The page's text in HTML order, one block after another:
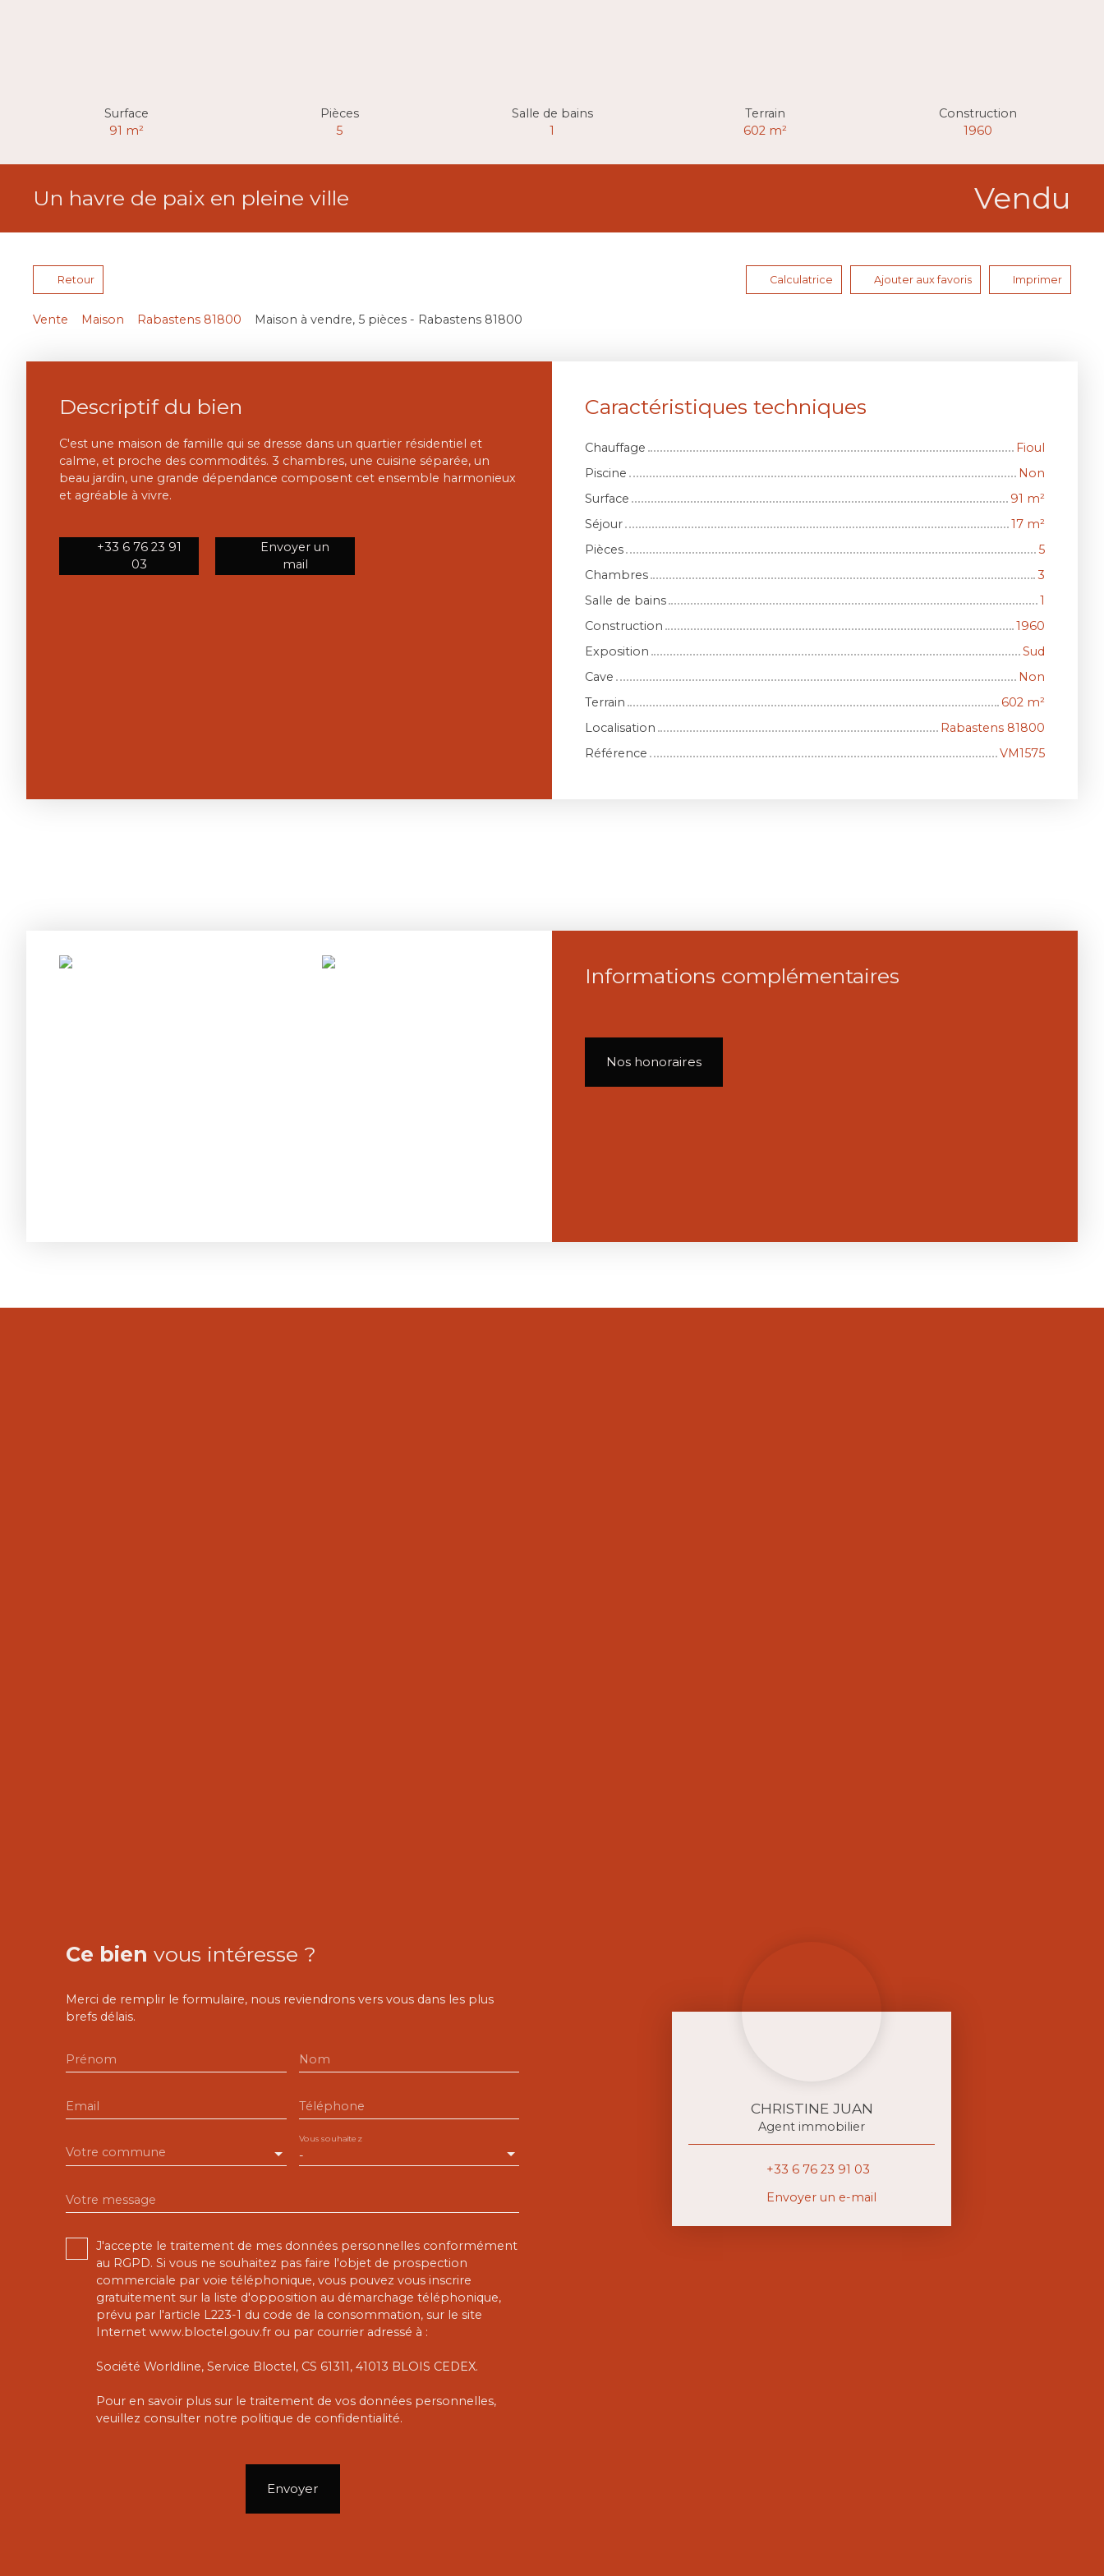
Surface
91 m²
Pièces
5
Salle de bains
1
Terrain
602 m²
Construction
1960
Un havre de paix en pleine ville Vendu
Retour Calculatrice Ajouter aux favoris Imprimer
Vente Maison Rabastens 81800 Maison à vendre, 5 pièces - Rabastens 81800
Descriptif du bien
C'est une maison de famille qui se dresse dans un quartier résidentiel et
calme, et proche des commodités. 3 chambres, une cuisine séparée, un
beau jardin, une grande dépendance composent cet ensemble harmonieux
et agréable à vivre.
+33 6 76 23 91
03
Envoyer un
mail
Caractéristiques techniques
Chauffage
Fioul
Piscine
Non
Surface
91 m²
Séjour
17 m²
Pièces
5
Chambres
3
Salle de bains
1
Construction
1960
Exposition
Sud
Cave
Non
Terrain
602 m²
Localisation
Rabastens 81800
Référence
VM1575
Informations complémentaires
Nos honoraires
Ce bien vous intéresse ?
Merci de remplir le formulaire, nous reviendrons vers vous dans les plus
brefs délais.
Prénom Nom
Email Téléphone
Votre commune -
Vous souhaitez
Votre message
J'accepte le traitement de mes données personnelles conformément
au RGPD. Si vous ne souhaitez pas faire l'objet de prospection
commerciale par voie téléphonique, vous pouvez vous inscrire
gratuitement sur la liste d'opposition au démarchage téléphonique,
prévu par l'article L223-1 du code de la consommation, sur le site
Internet www.bloctel.gouv.fr ou par courrier adressé à :
Société Worldline, Service Bloctel, CS 61311, 41013 BLOIS CEDEX.
Pour en savoir plus sur le traitement de vos données personnelles,
veuillez consulter notre politique de confidentialité.
Envoyer
CHRISTINE JUAN
Agent immobilier
+33 6 76 23 91 03
Envoyer un e-mail